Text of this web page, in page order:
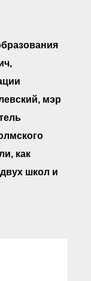
документы
документы
отчетность
фонд
членов
мэр
как
школ и